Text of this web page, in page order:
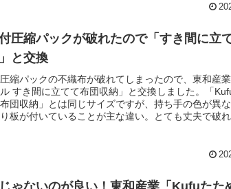
圧縮パックが破れたので「すき間に立
と交換
縮パックの不織布が破れてしまったので、東和産
すき間に立てて布団収納」と交換しました。「
団収納」とは同じサイズですが、持ち手の色が異
板が付いていることが主な違い。とても丈夫で破れ
ゃないのが良い！東和産業「Kufuたた